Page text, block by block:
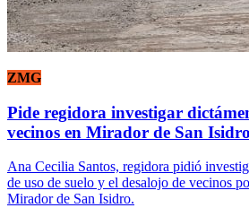
ZMG
Pide regidora investigar
vecinos en Mirador de San Isidro
Ana Cecilia Santos, regidora pidió
de uso de suelo y el desalojo de vecinos
Mirador de San Isidro.